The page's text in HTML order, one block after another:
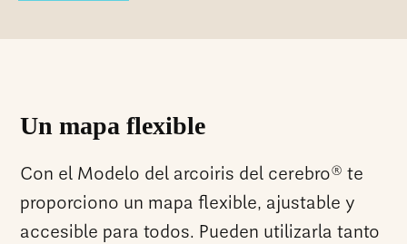
Un mapa flexible
Con el Modelo del arcoiris del cerebro® te
proporciono un mapa flexible, ajustable y
accesible para todos. Pueden utilizarla tanto